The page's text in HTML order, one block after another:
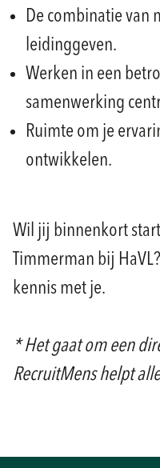
De combinatie van
leidinggeven.
Werken in een
samenwerking
Ruimte om je
ontwikkelen.
Wil jij binnenkort
Timmerman bij
kennis met je.
* Het gaat om een
RecruitMens helpt